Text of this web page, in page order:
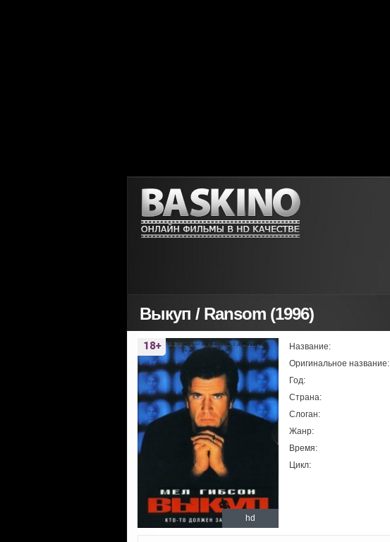
Выкуп / Ransom (1996)
hd
Название:
Оригинальное название:
Год:
Страна:
Слоган:
Жанр:
Время:
Цикл: